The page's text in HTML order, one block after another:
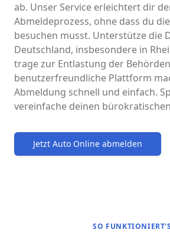
ab. Unser Service erleichtert dir
Abmeldeprozess, ohne dass du
besuchen musst. Unterstütze die
Deutschland, insbesondere in
trage zur Entlastung der
benutzerfreundliche Plattform
Abmeldung schnell und einfach.
vereinfache deinen
Jetzt Auto Online abmelden
SO FUNKTIONIERT'S